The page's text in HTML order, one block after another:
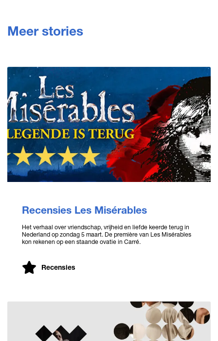
Meer stories
Recensies Les Misérables
Het verhaal over vriendschap, vrijheid en liefde keerde terug in
Nederland op zondag 5 maart. De première van Les Misérables
kon rekenen op een staande ovatie in Carré.
Recensies